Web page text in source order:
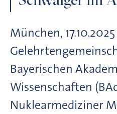
München,
Bayerischen
Wissenschaften
Nuklearmediziner